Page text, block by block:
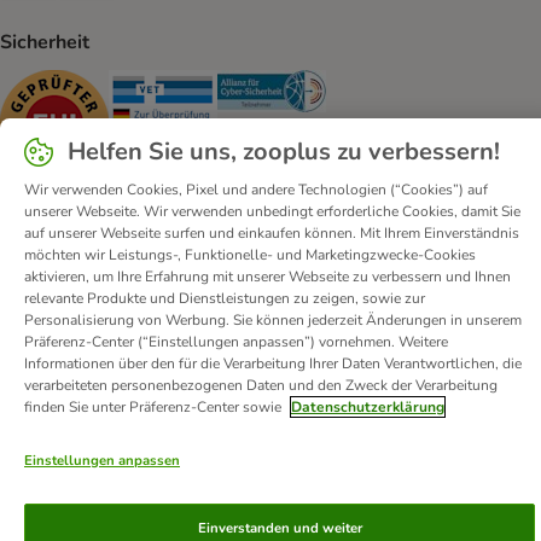
Sicherheit
Security Security
Kontakt Versandkosten und Lieferzeit
Impressum
Allgemeine Geschäftsbedingungen
Digital Services Act
Vertrag widerrufen
Entsorgungs- und Umweltbestimmungen
Zahlungsarten
Über uns Partnerprogramme
Karriere
Corporate Website
Datenschutz Erklärung zur Barrierefreiheit
Helfen Sie uns, zooplus zu verbessern!
Wir verwenden Cookies, Pixel und andere Technologien (“Cookies”) auf
unserer Webseite. Wir verwenden unbedingt erforderliche Cookies, damit Sie
auf unserer Webseite surfen und einkaufen können. Mit Ihrem Einverständnis
möchten wir Leistungs-, Funktionelle- und Marketingzwecke-Cookies
aktivieren, um Ihre Erfahrung mit unserer Webseite zu verbessern und Ihnen
relevante Produkte und Dienstleistungen zu zeigen, sowie zur
Personalisierung von Werbung. Sie können jederzeit Änderungen in unserem
Präferenz-Center (“Einstellungen anpassen”) vornehmen. Weitere
Informationen über den für die Verarbeitung Ihrer Daten Verantwortlichen, die
verarbeiteten personenbezogenen Daten und den Zweck der Verarbeitung
finden Sie unter Präferenz-Center sowie Datenschutzerklärung
Einstellungen anpassen
Einverstanden und weiter